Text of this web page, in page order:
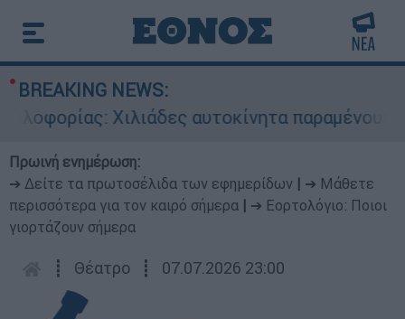
BREAKING NEWS:
Χιλιάδες αυτοκίνητα παραμένουν
Πρωινή ενημέρωση:
➔ Δείτε τα πρωτοσέλιδα των εφημερίδων
➔ Μάθετε
περισσότερα για τον καιρό σήμερα
➔ Εορτολόγιο: Ποιοι
γιορτάζουν σήμερα
┋ Θέατρο ┋ 07.07.2026 23:00